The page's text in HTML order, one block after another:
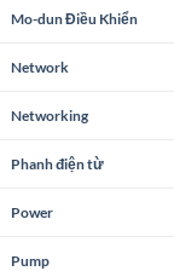
Mo-dun Điều Khiển
Network
Networking
Phanh điện từ
Power
Pump